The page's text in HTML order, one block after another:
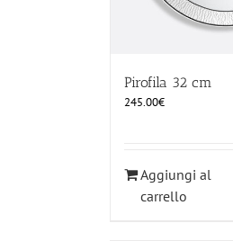
Pirofila 32 cm
245.00€
Aggiungi al
carrello